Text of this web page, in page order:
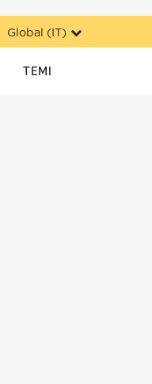
Global ( IT)
TEMI